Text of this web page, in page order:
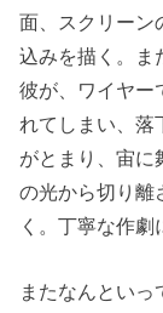
面、スクリーン
込みを描く。ま
彼が、ワイヤー
れてしまい、落
がとまり、宙に
の光から切り離
く。丁寧な作劇
またなんとい